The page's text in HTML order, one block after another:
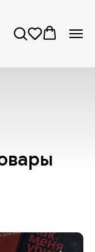
товары нужно
Если в
заказ будет